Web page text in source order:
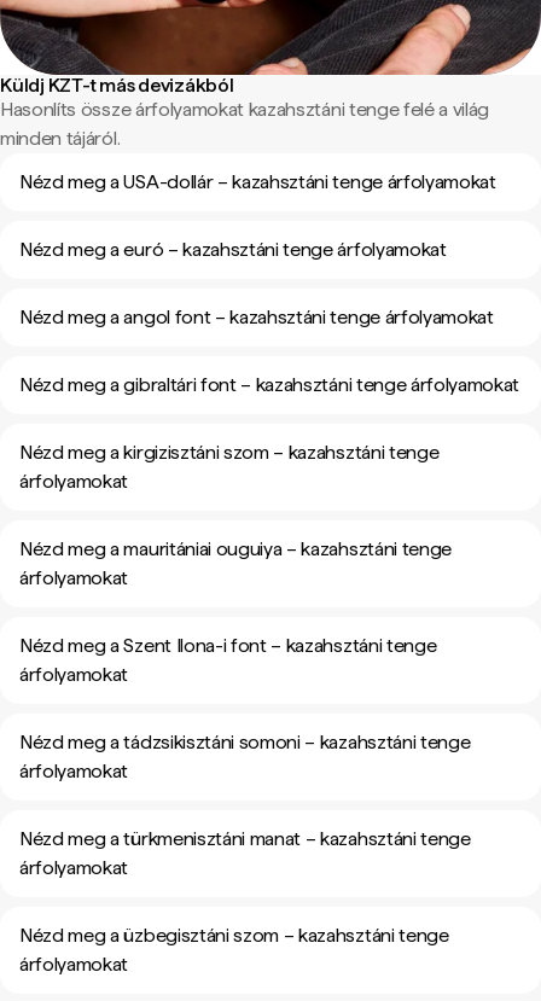
Küldj KZT-t más devizákból
Hasonlíts össze árfolyamokat kazahsztáni tenge felé a világ
minden tájáról.
Nézd meg a USA-dollár – kazahsztáni tenge árfolyamokat
Nézd meg a euró – kazahsztáni tenge árfolyamokat
Nézd meg a angol font – kazahsztáni tenge árfolyamokat
Nézd meg a gibraltári font – kazahsztáni tenge árfolyamokat
Nézd meg a kirgizisztáni szom – kazahsztáni tenge
árfolyamokat
Nézd meg a mauritániai ouguiya – kazahsztáni tenge
árfolyamokat
Nézd meg a Szent Ilona-i font – kazahsztáni tenge
árfolyamokat
Nézd meg a tádzsikisztáni somoni – kazahsztáni tenge
árfolyamokat
Nézd meg a türkmenisztáni manat – kazahsztáni tenge
árfolyamokat
Nézd meg a üzbegisztáni szom – kazahsztáni tenge
árfolyamokat